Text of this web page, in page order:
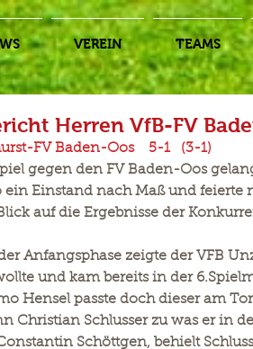
VEREIN TEAMS
Herren VfB-FV
FV Baden-Oos    5-1   (3-1)
gegen den FV Baden-Oos
ein Einstand nach Maß und feierte
auf die Ergebnisse der
Anfangsphase zeigte der VFB
und kam bereits in der
Hensel passte doch dieser am
Christian Schlusser zu was er in
Schöttgen, behielt